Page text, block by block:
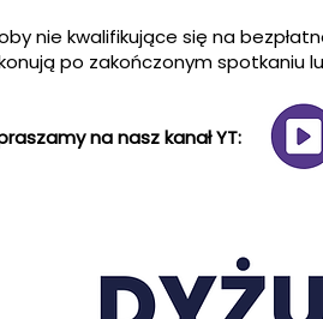
nie kwalifikujące się na
po zakończonym spotkaniu
na nasz kanał YT: